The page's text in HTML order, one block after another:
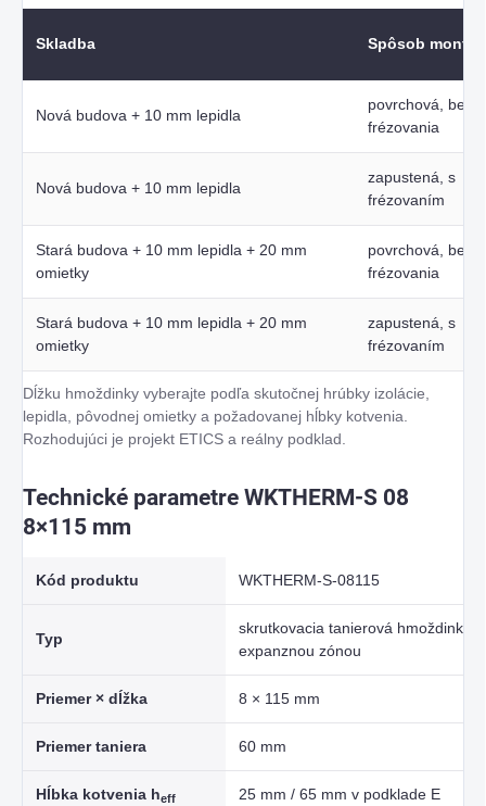
Skladba Spôsob
Nová budova + 10 mm lepidla
povrchová, bez
frézovania
Nová budova + 10 mm lepidla
zapustená, s
frézovaním
Stará budova + 10 mm lepidla + 20 mm
omietky
povrchová, bez
frézovania
Stará budova + 10 mm lepidla + 20 mm
omietky
zapustená, s
frézovaním
Dĺžku hmoždinky vyberajte podľa skutočnej hrúbky izolácie,
lepidla, pôvodnej omietky a požadovanej hĺbky kotvenia.
Rozhodujúci je projekt ETICS a reálny podklad.
Technické parametre WKTHERM-S 08
8×115 mm
Kód produktu WKTHERM-S-08115
Typ
skrutkovacia tanierová hmoždinka
expanznou zónou
Priemer × dĺžka 8 × 115 mm
Priemer taniera 60 mm
Hĺbka kotvenia heff 25 mm / 65 mm v podklade E